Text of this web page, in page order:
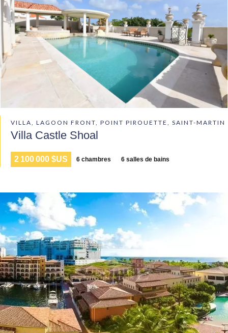
VILLA, LAGOON FRONT, POINT PIROUETTE, SAINT-MARTIN
Villa Castle Shoal
2 100 000 $US 6 chambres 6 salles de bains